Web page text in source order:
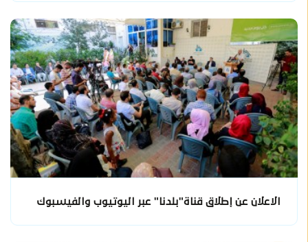
الاعلان عن إطلاق قناة"بلدنا" عبر اليوتيوب والفيسبوك